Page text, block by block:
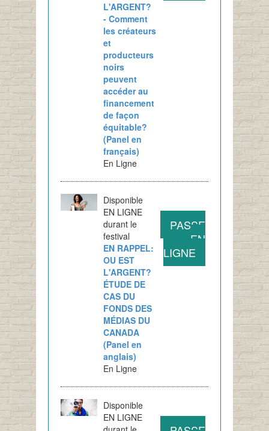
L'ARGENT?
- Comment
les créateurs
et
producteurs
noirs
peuvent
accéder au
financement
de façon
équitable?
(Panel en
français)
En Ligne
Disponible
EN LIGNE
durant le
festival
EN RAPPEL:
OU EST
L'ARGENT?
ÉTUDE DE
CAS DU
FONDS DES
MÉDIAS DU
CANADA
(Panel en
anglais)
En Ligne
PASSE
EN
LIGNE
Disponible
EN LIGNE